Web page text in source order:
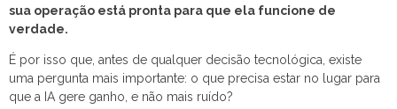
sua operação está pronta para que ela funcione de
verdade.
É por isso que, antes de qualquer decisão tecnológica, existe
uma pergunta mais importante: o que precisa estar no lugar para
que a IA gere ganho, e não mais ruído?